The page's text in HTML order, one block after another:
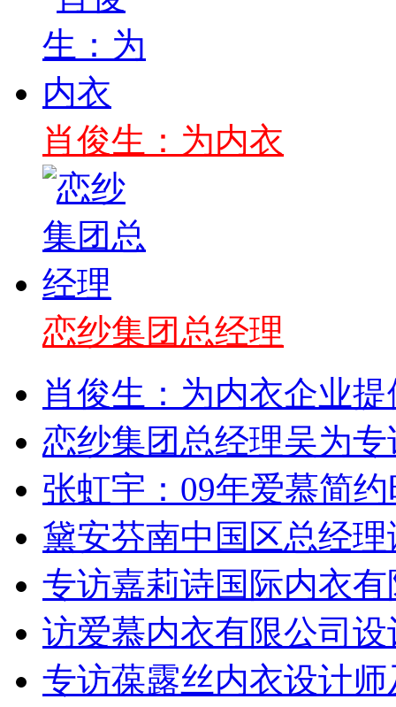
肖俊生：为内衣
恋纱集团总经理
肖俊生：为内衣企业
恋纱集团总经理吴为
张虹宇：09年爱慕简
黛安芬南中国区总经
专访嘉莉诗国际内衣
访爱慕内衣有限公司
专访葆露丝内衣设计